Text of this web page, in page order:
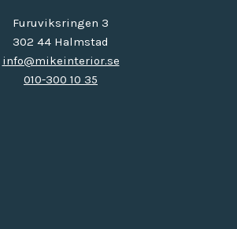
Furuviksringen 3
302 44 Halmstad
info@mikeinterior.se
010-300 10 35